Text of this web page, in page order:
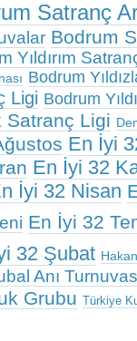
Satranç
Bodrum
Yıldırım
Bodrum
Ligi Bodrum
Satranç Ligi
En İyi
En İyi 32
İyi 32 Nisan
En İyi 32
32 Şubat
Anı
Grubu Türkiye